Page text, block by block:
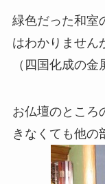
緑色だった和室
はわかりません
（四国化成の金
お仏壇のところ
きなくても他の